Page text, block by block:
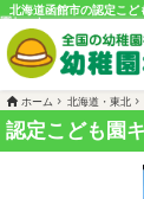
北海道函館市の認定こ
園ねっと
ホーム 北海道・東北
認定こども園